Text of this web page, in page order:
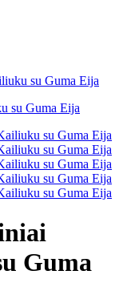
su Guma Eija
Guma